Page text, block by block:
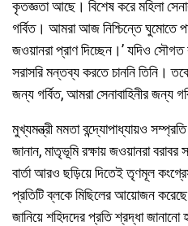
কৃতজ্ঞতা আছে। বিশেষ করে মহিলা
গর্বিত। আমরা আজ নিশ্চিন্তে ঘুমোতে
জওয়ানরা প্রাণ দিচ্ছেন।’ যদিও সৌগত
সরাসরি মন্তব্য করতে চাননি তিনি।
জন্য গর্বিত, আমরা সেনাবাহিনীর জন্য
মুখ্যমন্ত্রী মমতা বন্দ্যোপাধ্যায়ও
জানান, মাতৃভূমি রক্ষায় জওয়ানরা
বার্তা আরও ছড়িয়ে দিতেই তৃণমূল
প্রতিটি ব্লকে মিছিলের আয়োজন
জানিয়ে শহিদদের প্রতি শ্রদ্ধা